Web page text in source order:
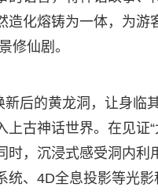
造化熔铸为一体，为游
修仙剧。
新后的黄龙洞，让身临
上古神话世界。在见证
时，沉浸式感受洞内利
统、4D全息投影等光